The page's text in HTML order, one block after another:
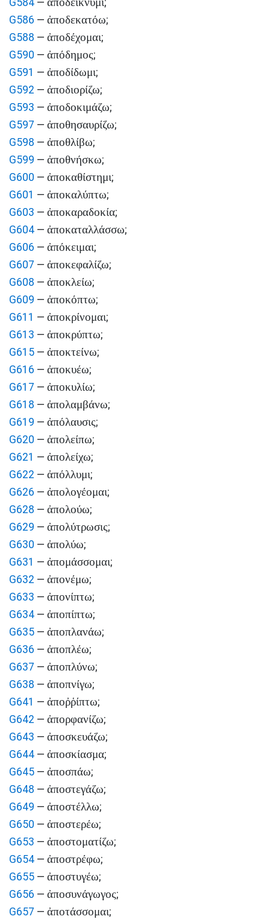
G584 —
;
G586 — ἀποδεκατόω;
G588 — ἀποδέχομαι;
G590 — ἀπόδημος;
G591 — ἀποδίδωμι;
G592 — ἀποδιορίζω;
G593 — ἀποδοκιμάζω;
G597 — ἀποθησαυρίζω;
G598 — ἀποθλίβω;
G599 — ἀποθνήσκω;
G600 — ἀποκαθίστημι;
G601 — ἀποκαλύπτω;
G603 — ἀποκαραδοκία;
G604 — ἀποκαταλλάσσω;
G606 — ἀπόκειμαι;
G607 — ἀποκεφαλίζω;
G608 — ἀποκλείω;
G609 — ἀποκόπτω;
G611 — ἀποκρίνομαι;
G613 — ἀποκρύπτω;
G615 — ἀποκτείνω;
G616 — ἀποκυέω;
G617 — ἀποκυλίω;
G618 — ἀπολαμβάνω;
G619 — ἀπόλαυσις;
G620 — ἀπολείπω;
G621 — ἀπολείχω;
G622 — ἀπόλλυμι;
G626 — ἀπολογέομαι;
G628 — ἀπολούω;
G629 — ἀπολύτρωσις;
G630 — ἀπολύω;
G631 — ἀπομάσσομαι;
G632 — ἀπονέμω;
G633 — ἀπονίπτω;
G634 — ἀποπίπτω;
G635 — ἀποπλανάω;
G636 — ἀποπλέω;
G637 — ἀποπλύνω;
G638 — ἀποπνίγω;
G641 — ἀποῤῥίπτω;
G642 — ἀπορφανίζω;
G643 — ἀποσκευάζω;
G644 — ἀποσκίασμα;
G645 — ἀποσπάω;
G648 — ἀποστεγάζω;
G649 — ἀποστέλλω;
G650 — ἀποστερέω;
G653 — ἀποστοματίζω;
G654 — ἀποστρέφω;
G655 — ἀποστυγέω;
G656 — ἀποσυνάγωγος;
G657 — ἀποτάσσομαι;